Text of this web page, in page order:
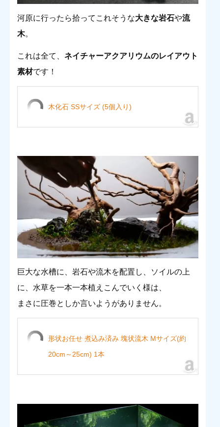
河原に行ったら拾ってこれそうな大きな岩石や流
木。
これは全て、 ネイチャーアクアリウムのレイアウト
素材です！
木化石 SSサイズ (5個入り)
巨大な水槽に、岩石や流木を配置し、ソイルの上
に、水草を一本一本植えこんでいく様は、
まさに圧巻としか言いようがありません。
形状お任せ 煮込み済み 塊状流木 Mサイズ(約
20cm～25cm) 1本